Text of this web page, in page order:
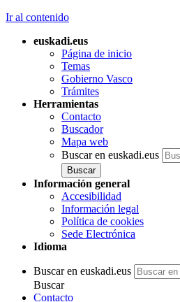
Ir al contenido
euskadi.eus
Página de inicio
Temas
Gobierno Vasco
Trámites
Herramientas
Contacto
Buscador
Mapa web
Buscar en euskadi.eus
Información general
Accesibilidad
Información legal
Política de cookies
Sede Electrónica
Idioma
Buscar en euskadi.eus
Buscar
Contacto